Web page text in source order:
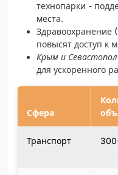
технопарки -
места.
Здравоохранение
повысят доступ к
Крым и
для ускоренного
Сфера
Транспорт